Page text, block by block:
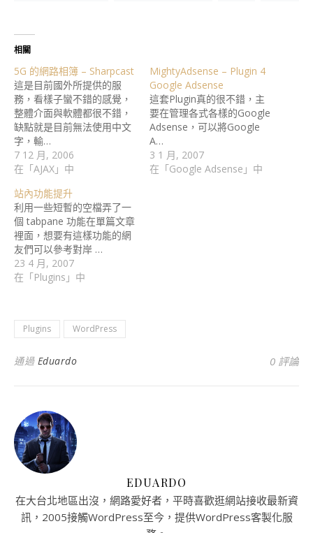
相關
5G 的網路相簿 – Sharpcast
這是目前國外所提供的服
務，看樣子蠻不錯的感覺，
整體介面與軟體都很不錯，
缺點就是目前無法使用中文
字，輸…
7 12 月, 2006
在「AJAX」中
MightyAdsense – Plugin 4
Google Adsense
這套Plugin真的很不錯，主
要在管理各式各樣的Google
Adsense，可以將Google
A…
3 1 月, 2007
在「Google Adsense」中
站內功能提升
利用一些短暫的空檔弄了一
個 tabpane 功能在單篇文章
裡面，想要有這樣功能的網
友們可以參考對岸 …
23 4 月, 2007
在「Plugins」中
Plugins WordPress
通過 Eduardo 0 評論
EDUARDO
在大台北地區出沒，網路愛好者，平時喜歡逛網站接收最新資
訊，2005接觸WordPress至今，提供WordPress客製化服